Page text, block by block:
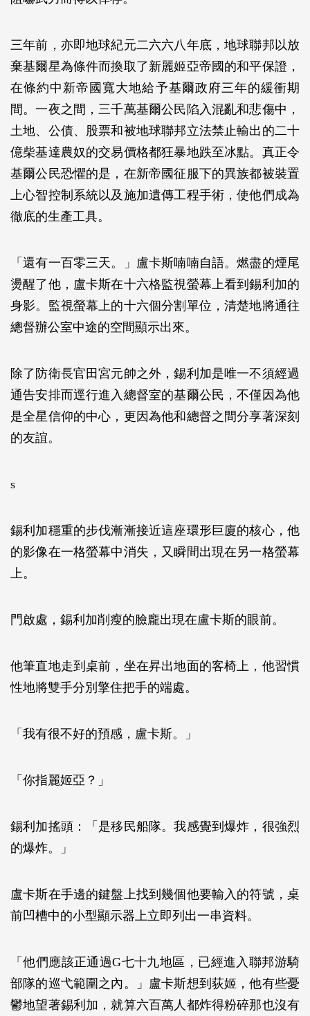
三年前，亦即地球紀元二六六八年底，地球聯邦以放
棄基爾星為條件而換取了新麗姬亞帝國的和平保證，
在條約中新帝國寬大地給予基爾政府三年的緩衝期
間。一夜之間，三千萬基爾公民陷入混亂和悲傷中，
土地、公債、股票和被地球聯邦立法禁止輸出的二十
億柴基達農奴的交易價格都狂暴地跌至冰點。真正令
基爾公民恐懼的是，在新帝國征服下的異族都被裝置
上心智控制系統以及施加遺傳工程手術，使他們成為
徹底的生產工具。
「還有一百零三天。」盧卡斯喃喃自語。燃盡的煙尾
燙醒了他，盧卡斯在十六格監視螢幕上看到錫利加的
身影。監視螢幕上的十六個分割單位，清楚地將通往
總督辦公室中途的空間顯示出來。
除了防衛長官田宮元帥之外，錫利加是唯一不須經過
通告安排而逕行進入總督室的基爾公民，不僅因為他
是全星信仰的中心，更因為他和總督之間分享著深刻
的友誼。
s
錫利加穩重的步伐漸漸接近這座環形巨廈的核心，他
的影像在一格螢幕中消失，又瞬間出現在另一格螢幕
上。
門啟處，錫利加削瘦的臉龐出現在盧卡斯的眼前。
他筆直地走到桌前，坐在昇出地面的客椅上，他習慣
性地將雙手分別擎住把手的端處。
「我有很不好的預感，盧卡斯。」
「你指麗姬亞？」
錫利加搖頭：「是移民船隊。我感覺到爆炸，很強烈
的爆炸。」
盧卡斯在手邊的鍵盤上找到幾個他要輸入的符號，桌
前凹槽中的小型顯示器上立即列出一串資料。
「他們應該正通過G七十九地區，已經進入聯邦游騎
部隊的巡弋範圍之內。」盧卡斯想到荻姬，他有些憂
鬱地望著錫利加，就算六百萬人都炸得粉碎那也沒有